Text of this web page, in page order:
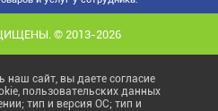
© 2013-2026
наш сайт, вы даете согласие
пользовательских данных
тип и версия ОС; тип и